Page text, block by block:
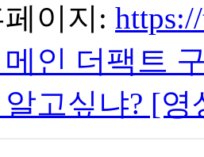
페이지:
메인 더팩트
알고싶냐? [